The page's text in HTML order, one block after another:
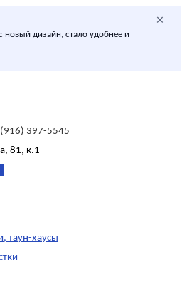
дизайн, стало удобнее и
×
397-5545
81, к.1
таун-хаусы